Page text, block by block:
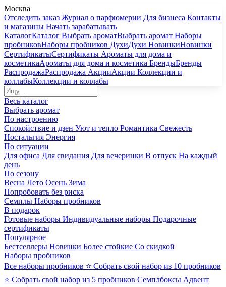
Москва
Отследить заказ Журнал о парфюмерии Для бизнеса Контакты
и магазины Начать зарабатывать
КаталогКаталог Выбрать ароматВыбрать аромат Наборы
пробниковНаборы пробников ДухиДухи НовинкиНовинки
СертификатыСертификаты Ароматы для дома и
косметикаАроматы для дома и косметика БрендыБренды
РаспродажаРаспродажа АкцииАкции Коллекции и
коллабыКоллекции и коллабы
Весь каталог
Выбрать аромат
По настроению
Спокойствие и дзен Уют и тепло Романтика Свежесть
Ностальгия Энергия
По ситуации
Для офиса Для свидания Для вечеринки В отпуск На каждый
день
По сезону
Весна Лето Осень Зима
Попробовать без риска
Семплы Наборы пробников
В подарок
Готовые наборы Индивидуальные наборы Подарочные
сертификаты
Популярное
Бестселлеры Новинки Более стойкие Со скидкой
Наборы пробников
Все наборы пробников ⭐ Собрать свой набор из 10 пробников
⭐ Собрать свой набор из 5 пробников Семплбоксы Адвент